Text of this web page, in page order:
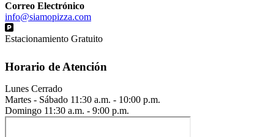
Correo Electrónico
info@siamopizza.com
Estacionamiento Gratuito
Horario de Atención
Lunes Cerrado
Martes - Sábado 11:30 a.m. - 10:00 p.m.
Domingo 11:30 a.m. - 9:00 p.m.